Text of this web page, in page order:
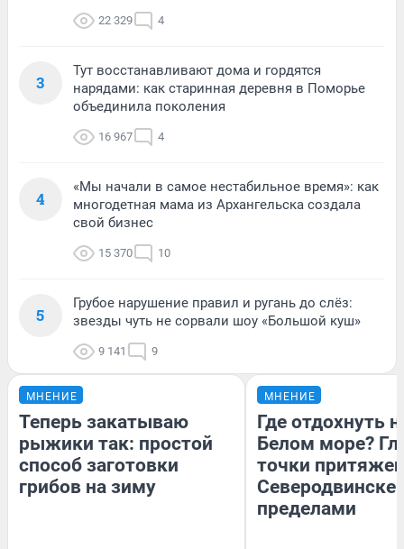
22 329 4
3
Тут восстанавливают дома и гордятся
нарядами: как старинная деревня в Поморье
объединила поколения
16 967 4
4
«Мы начали в самое нестабильное время»: как
многодетная мама из Архангельска создала
свой бизнес
15 370 10
5
Грубое нарушение правил и ругань до слёз:
звезды чуть не сорвали шоу «Большой куш»
9 141 9
МНЕНИЕ
Теперь закатываю
рыжики так: простой
способ заготовки
грибов на зиму
МНЕНИЕ
Где отдохнуть
Белом море?
точки
Северодвинске
пределами